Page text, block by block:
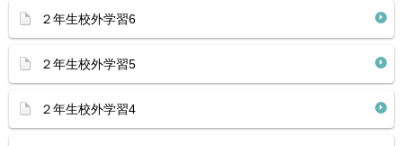
２年生校外学習6
２年生校外学習5
２年生校外学習4